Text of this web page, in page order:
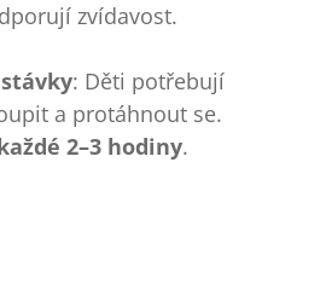
zvídavost.
: Děti potřebují
a protáhnout se.
2–3 hodiny.